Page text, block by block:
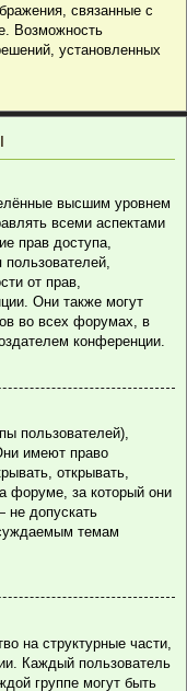
связанные с
Возможность
установленных
высшим уровнем
всеми аспектами
прав доступа,
пользователей,
от прав,
Они также могут
во всех форумах, в
конференции.
пользователей),
имеют право
открывать,
форуме, за который они
не допускать
темам
на структурные части,
Каждый пользователь
группе могут быть